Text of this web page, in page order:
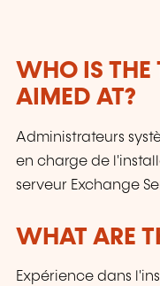
teaching
are adapted to
customers and to
WHO IS THE
AIMED AT?
Administrateurs
en charge de
serveur Exchange
WHAT ARE
Expérience dans